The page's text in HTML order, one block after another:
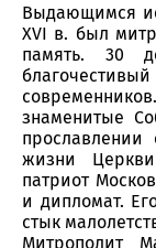
Выдающимся
XVI в. был
память. 30
знаменитые
прославлении
жизни
патриот
и дипломат.
стык
Митрополит